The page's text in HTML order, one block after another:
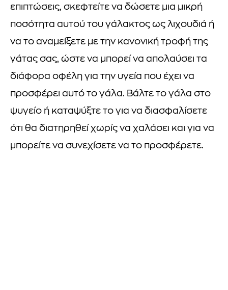
επιπτώσεις, σκεφτείτε να δώσετε μια μικρή
ποσότητα αυτού του γάλακτος ως λιχουδιά ή
να το αναμείξετε με την κανονική τροφή της
γάτας σας, ώστε να μπορεί να απολαύσει τα
διάφορα οφέλη για την υγεία που έχει να
προσφέρει αυτό το γάλα. Βάλτε το γάλα στο
ψυγείο ή καταψύξτε το για να διασφαλίσετε
ότι θα διατηρηθεί χωρίς να χαλάσει και για να
μπορείτε να συνεχίσετε να το προσφέρετε.